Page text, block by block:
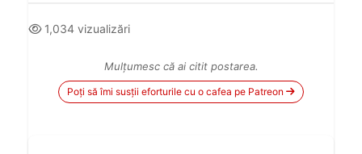
1,034 vizualizări
Mulțumesc că ai citit postarea.
Poți să îmi susții eforturile cu o cafea pe Patreon